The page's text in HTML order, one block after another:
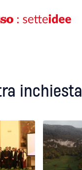
inchiesta